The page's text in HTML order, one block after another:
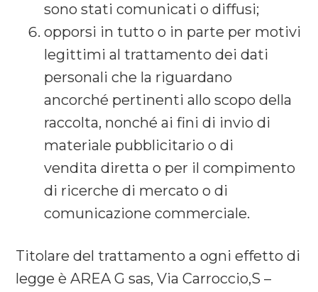
sono stati comunicati o diffusi;
opporsi in tutto o in parte per motivi
legittimi al trattamento dei dati
personali che la riguardano
ancorché pertinenti allo scopo della
raccolta, nonché ai fini di invio di
materiale pubblicitario o di
vendita diretta o per il compimento
di ricerche di mercato o di
comunicazione commerciale.
Titolare del trattamento a ogni effetto di
legge è AREA G sas, Via Carroccio,S –